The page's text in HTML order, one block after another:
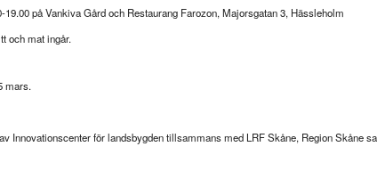
19.00 på Vankiva Gård och Restaurang Farozon, Majorsgatan 3, Hässleholm
och mat ingår.
mars.
Innovationscenter för landsbygden tillsammans med LRF Skåne, Region Skåne